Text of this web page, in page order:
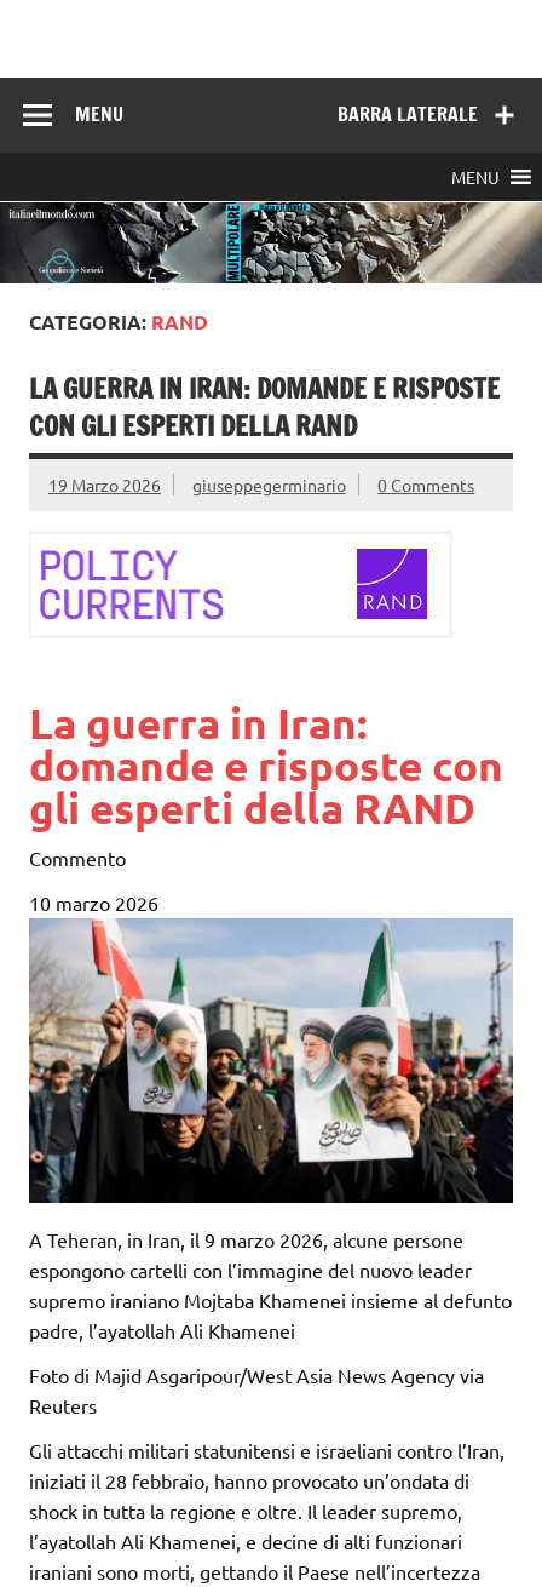
BARRA LATERALE
MENU
MENU
CATEGORIA: RAND
LA GUERRA IN IRAN: DOMANDE E RISPOSTE
CON GLI ESPERTI DELLA RAND
19 Marzo 2026 giuseppegerminario 0 Comments
La guerra in Iran:
domande e risposte con
gli esperti della RAND
Commento
10 marzo 2026
A Teheran, in Iran, il 9 marzo 2026, alcune persone
espongono cartelli con l’immagine del nuovo leader
supremo iraniano Mojtaba Khamenei insieme al defunto
padre, l’ayatollah Ali Khamenei
Foto di Majid Asgaripour/West Asia News Agency via
Reuters
Gli attacchi militari statunitensi e israeliani contro l’Iran,
iniziati il 28 febbraio, hanno provocato un’ondata di
shock in tutta la regione e oltre. Il leader supremo,
l’ayatollah Ali Khamenei, e decine di alti funzionari
iraniani sono morti, gettando il Paese nell’incertezza